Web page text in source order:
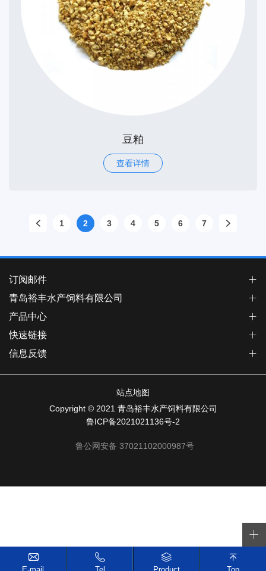
豆粕
查看详情
1 2 3 4 5 6 7
订阅邮件
青岛裕丰水产饲料有限公司
产品中心
快速链接
信息反馈
站点地图
Copyright © 2021 青岛裕丰水产饲料有限公司
鲁ICP备2021021136号-2
鲁公网安备 37021102000987号